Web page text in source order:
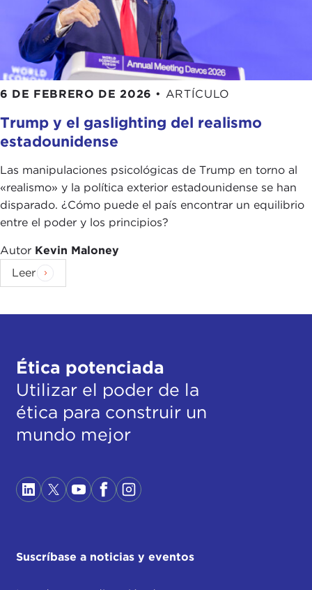
6 DE FEBRERO DE 2026 • ARTÍCULO
Trump y el gaslighting del realismo
estadounidense
Las manipulaciones psicológicas de Trump en torno al
«realismo» y la política exterior estadounidense se han
disparado. ¿Cómo puede el país encontrar un equilibrio
entre el poder y los principios?
Autor Kevin Maloney
Leer
Ética potenciada
Utilizar el poder de la
ética para construir un
mundo mejor
Suscríbase a noticias y eventos